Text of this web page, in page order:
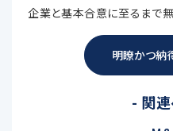
企業と基本合意に至るまで無
明瞭かつ納
- 関